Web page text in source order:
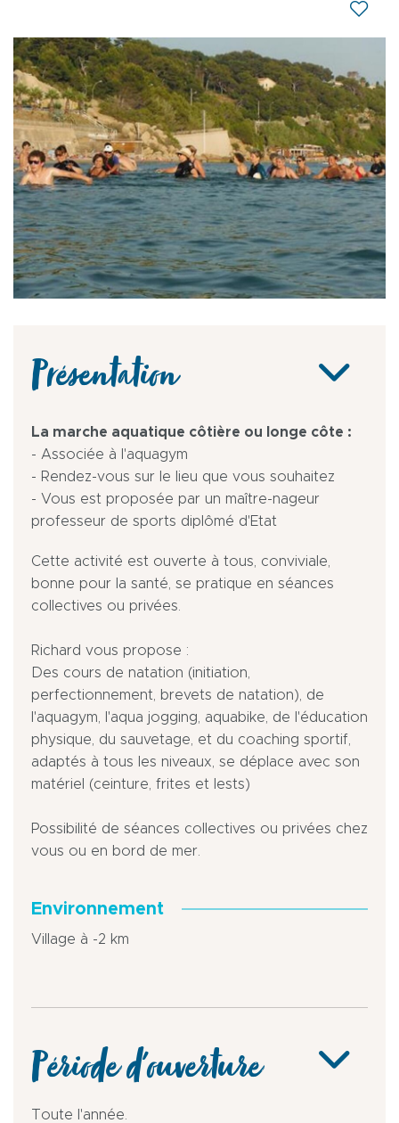
Présentation
La marche aquatique côtière ou longe côte :
- Associée à l'aquagym
- Rendez-vous sur le lieu que vous souhaitez
- Vous est proposée par un maître-nageur
professeur de sports diplômé d'Etat
Cette activité est ouverte à tous, conviviale,
bonne pour la santé, se pratique en séances
collectives ou privées.
Richard vous propose :
Des cours de natation (initiation,
perfectionnement, brevets de natation), de
l'aquagym, l'aqua jogging, aquabike, de l'éducation
physique, du sauvetage, et du coaching sportif,
adaptés à tous les niveaux, se déplace avec son
matériel (ceinture, frites et lests)
Possibilité de séances collectives ou privées chez
vous ou en bord de mer.
Environnement
Village à -2 km
Période d'ouverture
Toute l'année.